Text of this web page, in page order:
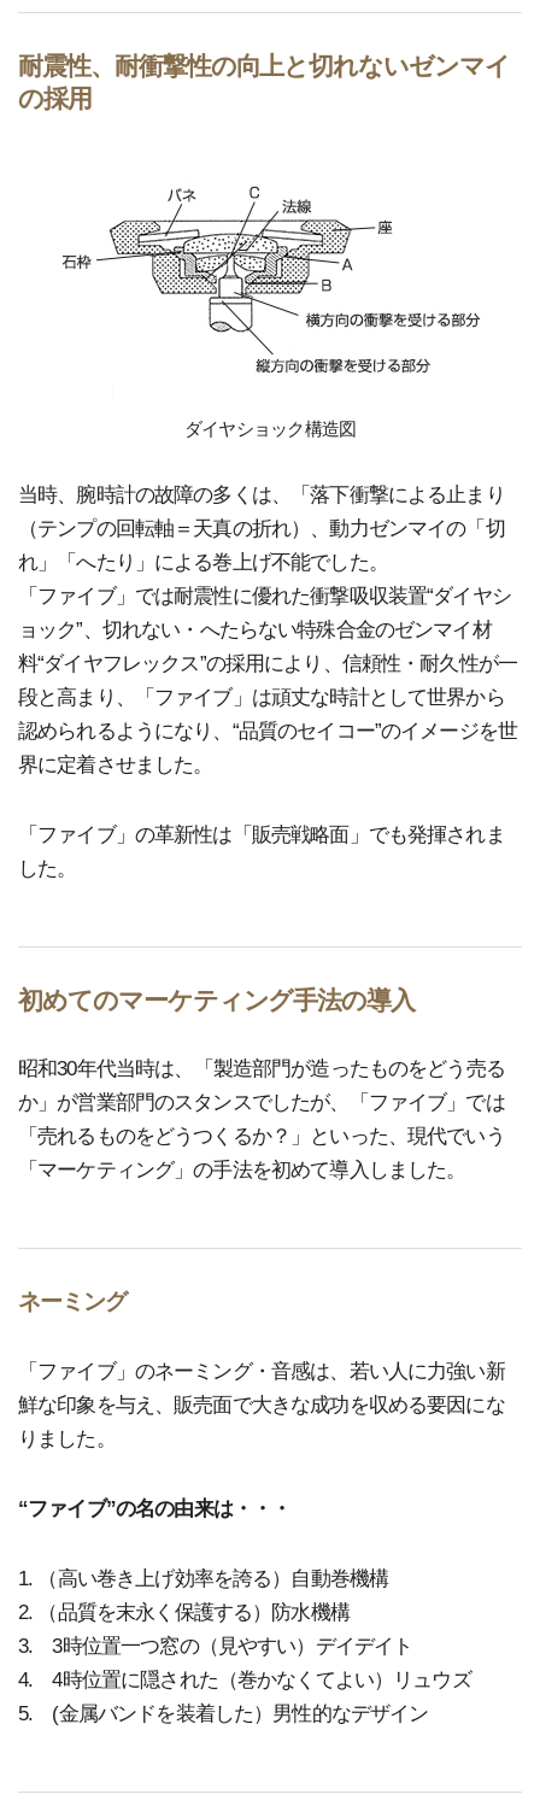
耐震性、耐衝撃性の向上と切れないゼンマイ
の採用
ダイヤショック構造図
当時、腕時計の故障の多くは、「落下衝撃による止まり
（テンプの回転軸＝天真の折れ）、動力ゼンマイの「切
れ」「へたり」による巻上げ不能でした。
「ファイブ」では耐震性に優れた衝撃吸収装置“ダイヤシ
ョック”、切れない・へたらない特殊合金のゼンマイ材
料“ダイヤフレックス”の採用により、信頼性・耐久性が一
段と高まり、「ファイブ」は頑丈な時計として世界から
認められるようになり、“品質のセイコー”のイメージを世
界に定着させました。
「ファイブ」の革新性は「販売戦略面」でも発揮されま
した。
初めてのマーケティング手法の導入
昭和30年代当時は、「製造部門が造ったものをどう売る
か」が営業部門のスタンスでしたが、「ファイブ」では
「売れるものをどうつくるか？」といった、現代でいう
「マーケティング」の手法を初めて導入しました。
ネーミング
「ファイブ」のネーミング・音感は、若い人に力強い新
鮮な印象を与え、販売面で大きな成功を収める要因にな
りました。
“ファイブ”の名の由来は・・・
1. （高い巻き上げ効率を誇る）自動巻機構
2. （品質を末永く保護する）防水機構
3. 3時位置一つ窓の（見やすい）デイデイト
4. 4時位置に隠された（巻かなくてよい）リュウズ
5. (金属バンドを装着した）男性的なデザイン